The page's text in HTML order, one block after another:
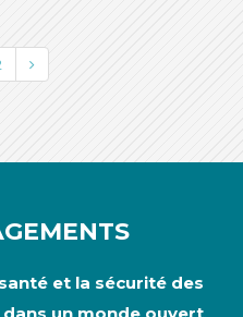
et la sécurité des